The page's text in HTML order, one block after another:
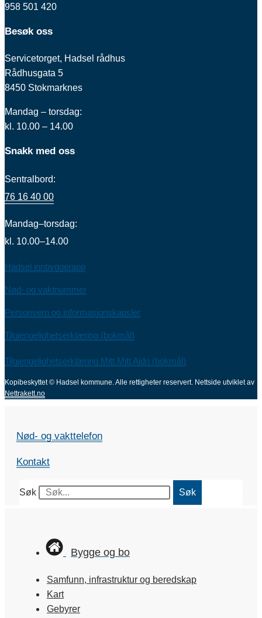
958 501 420
Besøk oss
Servicetorget, Hadsel rådhus
Rådhusgata 5
8450 Stokmarknes
Mandag – torsdag:
kl. 10.00 – 14.00
Snakk med oss
Sentralbord:
76 16 40 00
Mandag–torsdag:
kl. 10.00–14.00
Hadsel innbyggerapp
Nød- og vaktnummer
Personvern og informasjonskapsler
Tilgjengelighetserklæring (bokmål)
Tilgjengelighetserklæring Mitt Mitt Aidn (bokmål)
Kopibeskyttet © Hadsel kommune. Alle rettigheter reservert. Nettside utviklet av
Nettrakett.no
Nød- og vakttelefon
Kontakt
Søk Søk
Bygge og bo
Samfunn, infrastruktur og beredskap
Kart
Gebyrer